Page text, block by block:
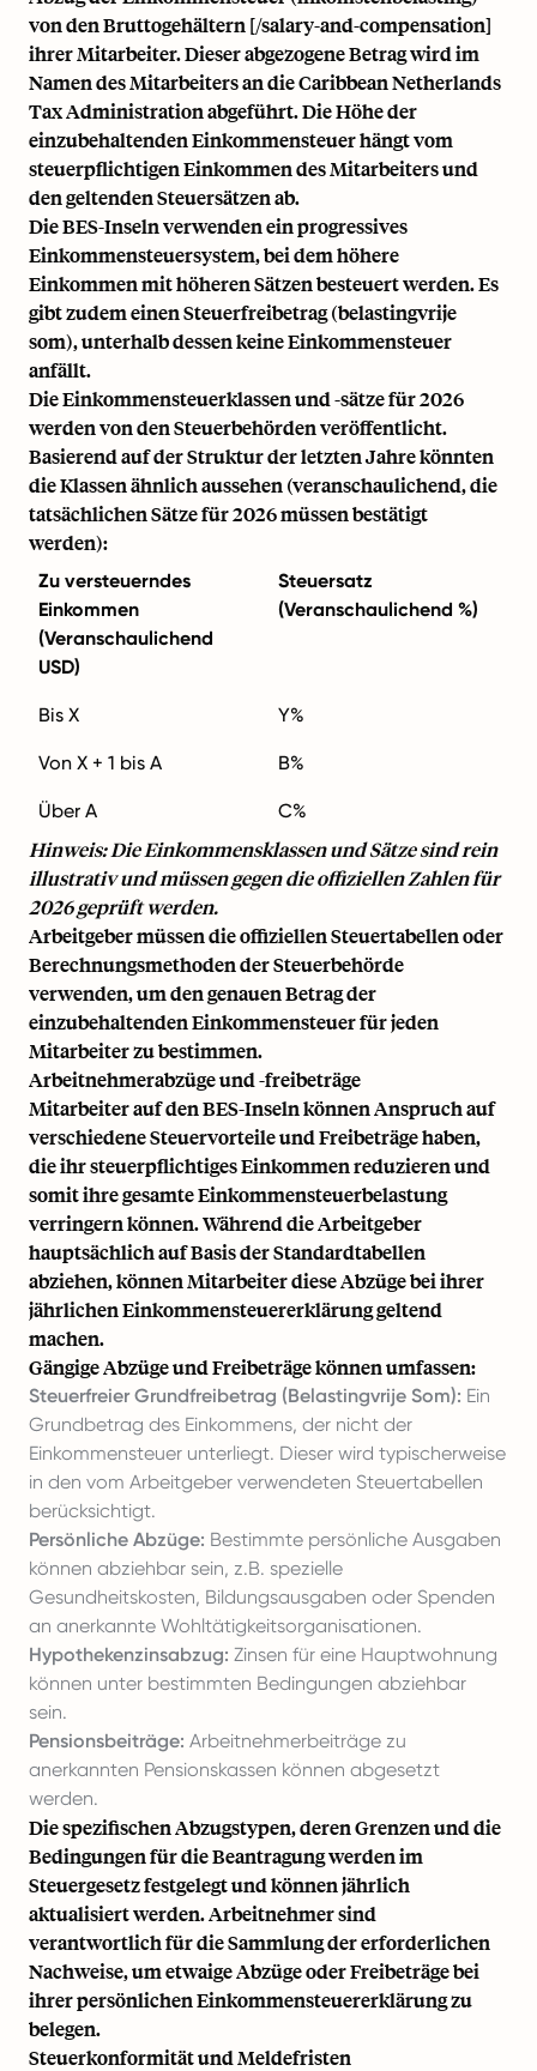
von den Bruttogehältern [/salary-and-compensation]
ihrer Mitarbeiter. Dieser abgezogene Betrag wird im
Namen des Mitarbeiters an die Caribbean Netherlands
Tax Administration abgeführt. Die Höhe der
einzubehaltenden Einkommensteuer hängt vom
steuerpflichtigen Einkommen des Mitarbeiters und
den geltenden Steuersätzen ab.
Die BES-Inseln verwenden ein progressives
Einkommensteuersystem, bei dem höhere
Einkommen mit höheren Sätzen besteuert werden. Es
gibt zudem einen Steuerfreibetrag (belastingvrije
som), unterhalb dessen keine Einkommensteuer
anfällt.
Die Einkommensteuerklassen und -sätze für 2026
werden von den Steuerbehörden veröffentlicht.
Basierend auf der Struktur der letzten Jahre könnten
die Klassen ähnlich aussehen (veranschaulichend, die
tatsächlichen Sätze für 2026 müssen bestätigt
werden):
Zu versteuerndes
Einkommen
(Veranschaulichend
USD)
Steuersatz
(Veranschaulichend %)
Bis X Y%
Von X + 1 bis A B%
Über A C%
Hinweis: Die Einkommensklassen und Sätze sind rein
illustrativ und müssen gegen die offiziellen Zahlen für
2026 geprüft werden.
Arbeitgeber müssen die offiziellen Steuertabellen oder
Berechnungsmethoden der Steuerbehörde
verwenden, um den genauen Betrag der
einzubehaltenden Einkommensteuer für jeden
Mitarbeiter zu bestimmen.
Arbeitnehmerabzüge und -freibeträge
Mitarbeiter auf den BES-Inseln können Anspruch auf
verschiedene Steuervorteile und Freibeträge haben,
die ihr steuerpflichtiges Einkommen reduzieren und
somit ihre gesamte Einkommensteuerbelastung
verringern können. Während die Arbeitgeber
hauptsächlich auf Basis der Standardtabellen
abziehen, können Mitarbeiter diese Abzüge bei ihrer
jährlichen Einkommensteuererklärung geltend
machen.
Gängige Abzüge und Freibeträge können umfassen:
Steuerfreier Grundfreibetrag (Belastingvrije Som): Ein
Grundbetrag des Einkommens, der nicht der
Einkommensteuer unterliegt. Dieser wird typischerweise
in den vom Arbeitgeber verwendeten Steuertabellen
berücksichtigt.
Persönliche Abzüge: Bestimmte persönliche Ausgaben
können abziehbar sein, z.B. spezielle
Gesundheitskosten, Bildungsausgaben oder Spenden
an anerkannte Wohltätigkeitsorganisationen.
Hypothekenzinsabzug: Zinsen für eine Hauptwohnung
können unter bestimmten Bedingungen abziehbar
sein.
Pensionsbeiträge: Arbeitnehmerbeiträge zu
anerkannten Pensionskassen können abgesetzt
werden.
Die spezifischen Abzugstypen, deren Grenzen und die
Bedingungen für die Beantragung werden im
Steuergesetz festgelegt und können jährlich
aktualisiert werden. Arbeitnehmer sind
verantwortlich für die Sammlung der erforderlichen
Nachweise, um etwaige Abzüge oder Freibeträge bei
ihrer persönlichen Einkommensteuererklärung zu
belegen.
Steuerkonformität und Meldefristen